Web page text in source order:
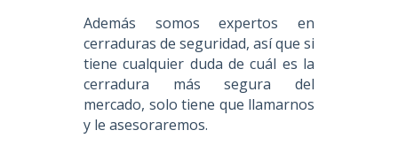
Además somos expertos en
cerraduras de seguridad, así que si
tiene cualquier duda de cuál es la
cerradura más segura del
mercado, solo tiene que llamarnos
y le asesoraremos.